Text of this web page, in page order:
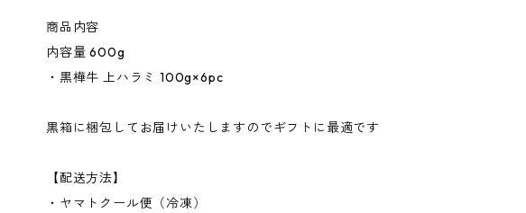
商品内容
内容量 600g
・黒樺牛 上ハラミ 100g×6pc
黒箱に梱包してお届けいたしますのでギフトに最適です
【配送方法】
・ヤマトクール便（冷凍）